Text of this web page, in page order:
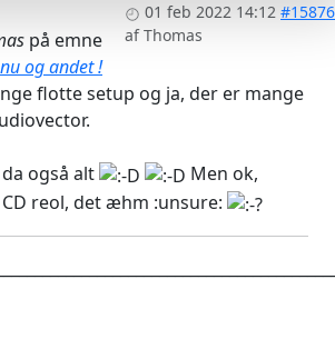
01 feb 2022 14:12 #15876
afThomas
på emne
og andet !
flotte setup og ja, der er mange
også alt
Men ok,
reol, det æhm :unsure: